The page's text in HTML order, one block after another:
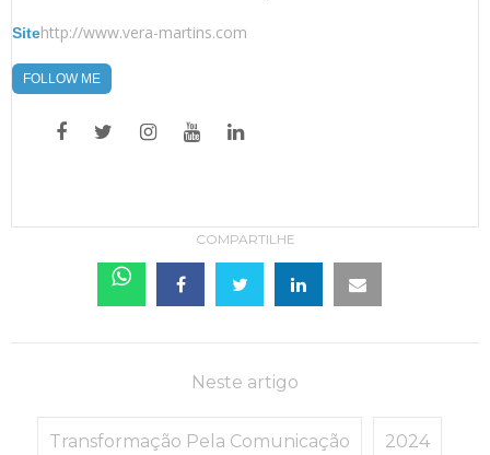
Sitehttp://www.vera-martins.com
FOLLOW ME
COMPARTILHE
Neste artigo
Transformação Pela Comunicação 2024